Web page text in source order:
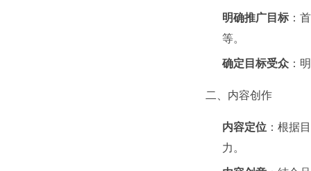
明确推广目标 ：
等。
确定目标受众 ：
二、内容创作
内容定位 ：根据
力。